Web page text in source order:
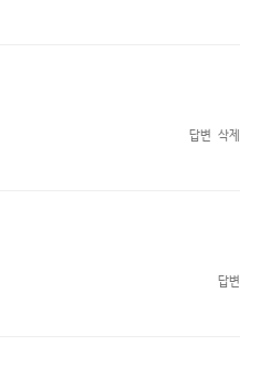
답변 삭제
답변